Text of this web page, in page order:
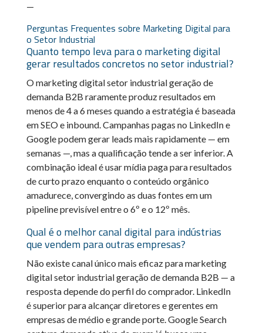
—
Perguntas Frequentes sobre Marketing Digital para
o Setor Industrial
Quanto tempo leva para o marketing digital
gerar resultados concretos no setor industrial?
O marketing digital setor industrial geração de
demanda B2B raramente produz resultados em
menos de 4 a 6 meses quando a estratégia é baseada
em SEO e inbound. Campanhas pagas no LinkedIn e
Google podem gerar leads mais rapidamente — em
semanas —, mas a qualificação tende a ser inferior. A
combinação ideal é usar mídia paga para resultados
de curto prazo enquanto o conteúdo orgânico
amadurece, convergindo as duas fontes em um
pipeline previsível entre o 6º e o 12º mês.
Qual é o melhor canal digital para indústrias
que vendem para outras empresas?
Não existe canal único mais eficaz para marketing
digital setor industrial geração de demanda B2B — a
resposta depende do perfil do comprador. LinkedIn
é superior para alcançar diretores e gerentes em
empresas de médio e grande porte. Google Search